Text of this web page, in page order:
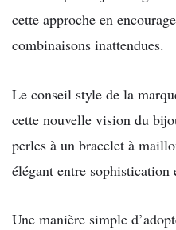
cette approche en
combinaisons inattendues.
Le conseil style de la
cette nouvelle vision du
perles à un bracelet à
élégant entre sophistication
Une manière simple